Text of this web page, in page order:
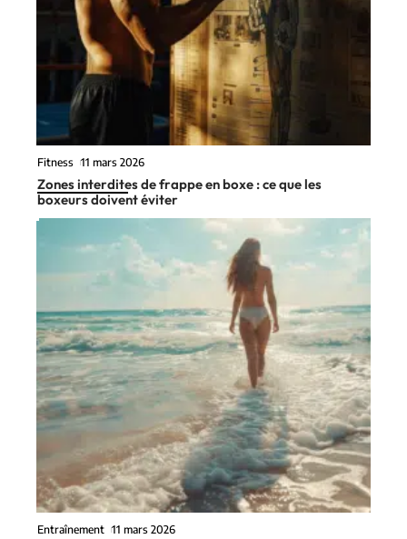
Fitness 11 mars 2026
Zones interdites de frappe en boxe : ce que les
boxeurs doivent éviter
Entraînement 11 mars 2026